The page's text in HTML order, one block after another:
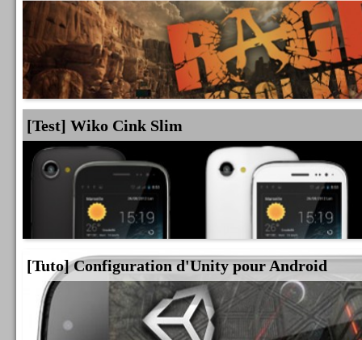
[Test] Wiko Cink Slim
[Tuto] Configuration d'Unity pour Android